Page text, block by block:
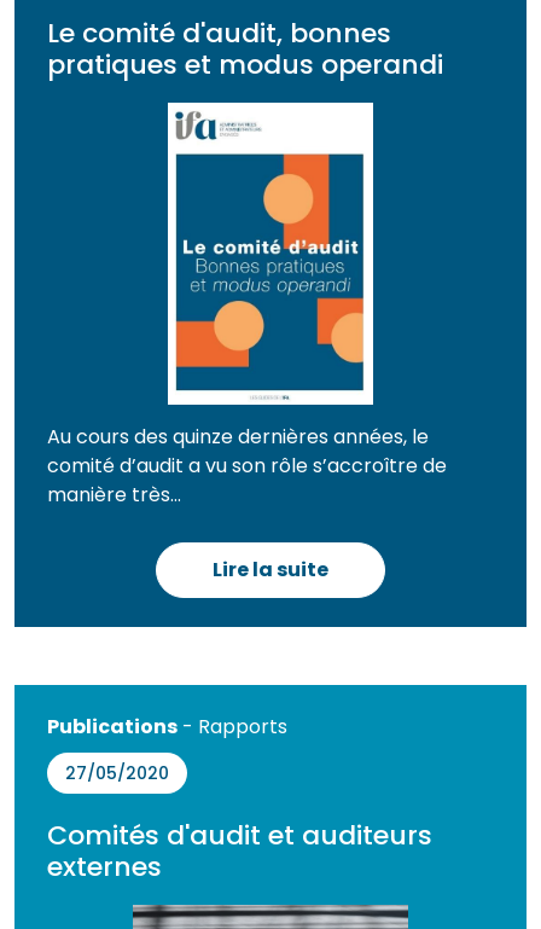
Le comité d'audit, bonnes
pratiques et modus operandi
Au cours des quinze dernières années, le
comité d’audit a vu son rôle s’accroître de
manière très...
Lire la suite
Publications- Rapports
27/05/2020
Comités d'audit et auditeurs
externes